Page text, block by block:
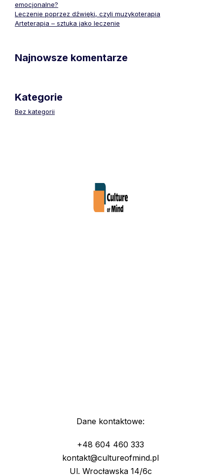
emocjonalne?
Leczenie poprzez dźwięki, czyli muzykoterapia
Arteterapia – sztuka jako leczenie
Najnowsze komentarze
Kategorie
Bez kategorii
Dane kontaktowe:
+48 604 460 333
kontakt@cultureofmind.pl
Ul. Wrocławska 14/6c